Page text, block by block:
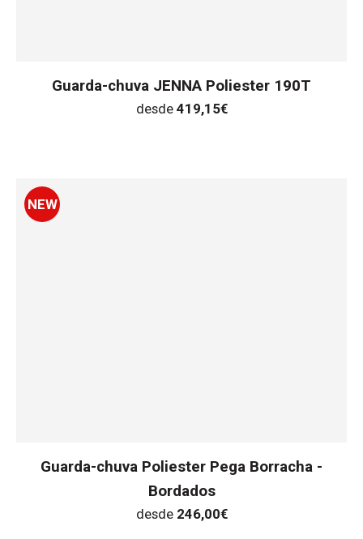
Guarda-chuva JENNA Poliester 190T
desde 419,15€
NEW
Guarda-chuva Poliester Pega Borracha -
Bordados
desde 246,00€